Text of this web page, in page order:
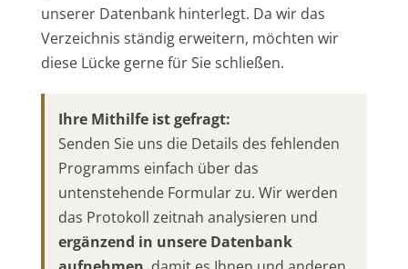
unserer Datenbank hinterlegt. Da wir das
Verzeichnis ständig erweitern, möchten wir
diese Lücke gerne für Sie schließen.
Ihre Mithilfe ist gefragt:
Senden Sie uns die Details des fehlenden
Programms einfach über das
untenstehende Formular zu. Wir werden
das Protokoll zeitnah analysieren und
ergänzend in unsere Datenbank